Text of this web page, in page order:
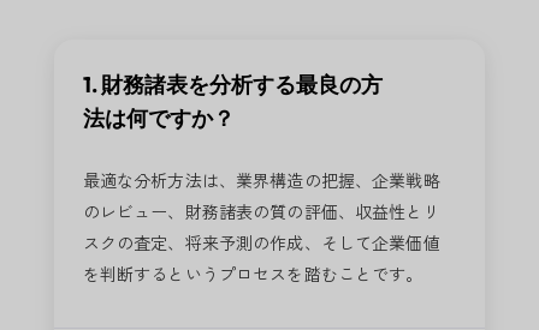
1. 財務諸表を分析する最良の方
法は何ですか？
最適な分析方法は、業界構造の把握、企業戦略
のレビュー、財務諸表の質の評価、収益性とリ
スクの査定、将来予測の作成、そして企業価値
を判断するというプロセスを踏むことです。